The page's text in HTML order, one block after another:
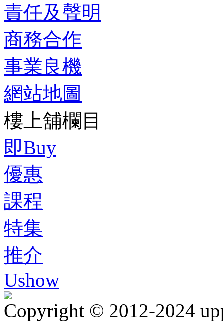
責任及聲明
商務合作
事業良機
網站地圖
樓上舖欄目
即Buy
優惠
課程
特集
推介
Ushow
Copyright © 2012-2024